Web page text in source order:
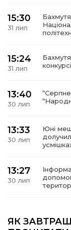
15:30
31 лип
15:24
31 лип
13:40
30 лип
13:33
30 лип
Юні
13:27
30 лип
28 лип
та
ЯК